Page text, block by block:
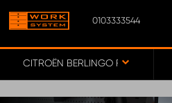
0103333544
CITROËN BERLINGO FRÅN 2019
HITTA EN
NÄRA